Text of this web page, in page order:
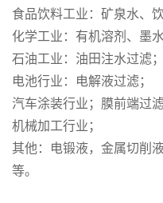
食品饮料工业：矿泉水、
化学工业：有机溶剂、墨水
石油工业：油田注水过滤；
电池行业：电解液过滤；
汽车涂装行业；膜前端过滤
机械加工行业；
其他：电锻液，金属切削
等。